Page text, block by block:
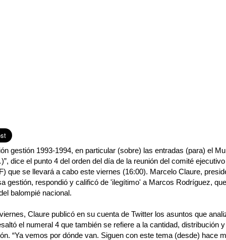
gestión 1993-1994, en particular (sobre) las entradas (para) el
dice el punto 4 del orden del día de la reunión del comité
que se llevará a cabo este viernes (16:00). Marcelo Claure,
gestión, respondió y calificó de 'ilegítimo' a Marcos Rodríguez,
balompié nacional.
Claure publicó en su cuenta de Twitter los asuntos que
el numeral 4 que también se refiere a la cantidad, distribución
“Ya vemos por dónde van. Siguen con este tema (desde) hace